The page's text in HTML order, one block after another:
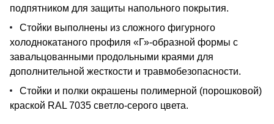
подпятником для защиты напольного покрытия.
Стойки выполнены из сложного фигурного
холоднокатаного профиля «Г»-образной формы с
завальцованными продольными краями для
дополнительной жесткости и травмобезопасности.
Стойки и полки окрашены полимерной (порошковой)
краской RAL 7035 светло-серого цвета.